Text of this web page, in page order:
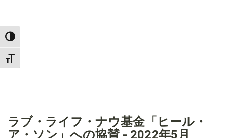
TOGGLE HIGH CONTRAST
TOGGLE FONT SIZE
ラブ・ライフ・ナウ基金「ヒール・
ア・ソン」への協賛 - 2022年5月